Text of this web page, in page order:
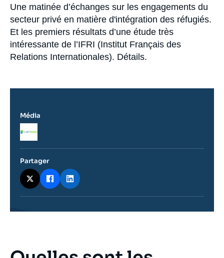
Une matinée d’échanges sur les engagements du
secteur privé en matière d'intégration des réfugiés.
Et les premiers résultats d’une étude très
intéressante de l’IFRI (Institut Français des
Relations Internationales). Détails.
Contenu
Média
Partager